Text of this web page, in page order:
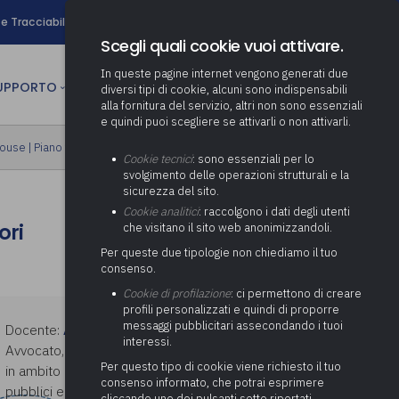
e Tracciabilità
Determinazione fondo risorse
decentrate
Pratiche previdenziali
ai comuni per l’attivazione di
(Partenariato Pubblico
Privato)
Società e organismi
adempimenti degli enti locali
Adeguamento del sistema di
gestione documentale alle
nuove linee guida sul
documento informatico
Protezione dei Dati (RPD,
altrimenti denominato Data
Protection Officer, DPO)
Supporto transizione al
digitale
Gestione IVA
Gestione IRAP
Consolidato
Relazione di fine e inizio
mandato
Supporto alla predisposizione
del Piano Economico-
Attività di supporto Gare
Energetiche (ex Legge 10/91)
Controllo Pratiche Sismiche
CULTURA person AREA RISERVATA
| Piano formativo gratuito associati
Docente: ANDREA LOPEZ
Avvocato, specializzato in assistenza legale
in ambito giudiziale e stragiudiziale ad enti
pubblici e privati operanti nel settore
Scegli quali cookie vuoi attivare.
In queste pagine internet vengono generati due
diversi tipi di cookie, alcuni sono indispensabili
alla fornitura del servizio, altri non sono essenziali
e quindi puoi scegliere se attivarli o non attivarli.
Cookie tecnici: sono essenziali per lo
svolgimento delle operazioni strutturali e la
sicurezza del sito.
Cookie analitici: raccolgono i dati degli utenti
che visitano il sito web anonimizzandoli.
Per queste due tipologie non chiediamo il tuo
consenso.
Cookie di profilazione: ci permettono di creare
profili personalizzati e quindi di proporre
messaggi pubblicitari assecondando i tuoi
interessi.
Per questo tipo di cookie viene richiesto il tuo
consenso informato, che potrai esprimere